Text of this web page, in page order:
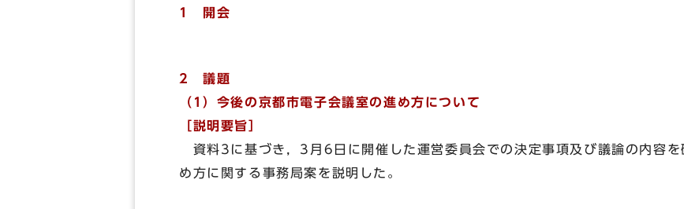
1 開会
2 議題
（1）今後の京都市電子会議室の進め方について
［説明要旨］
資料3に基づき，3月6日に開催した運営委員会での決定事項及び議論の内容
め方に関する事務局案を説明した。